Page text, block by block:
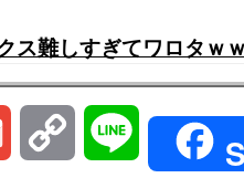
ス難しすぎてワロタｗ
Gmail Copy